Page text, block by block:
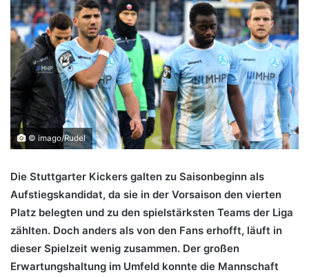
© imago/Rudel
Die Stuttgarter Kickers galten zu Saisonbeginn als
Aufstiegskandidat, da sie in der Vorsaison den vierten
Platz belegten und zu den spielstärksten Teams der Liga
zählten. Doch anders als von den Fans erhofft, läuft in
dieser Spielzeit wenig zusammen. Der großen
Erwartungshaltung im Umfeld konnte die Mannschaft